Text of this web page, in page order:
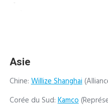
Asie
Chine:Willize Shanghai
Corée du Sud:Kamco